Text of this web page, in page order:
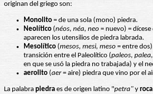
originan del griego son:
Monolito = de una sola (mono) piedra.
Neolítico (néos, néa, neo = nuevo) =
aparecen los utensilios de piedra labrada.
Mesolítico (mesos, mesi, meso = entre
transición entre el Paleolítico (paleos,
en que se usó la piedra no trabajada) y el
aerolito (aer= aire) piedra que vino por el
La palabra piedra es de origen latino "petra" y roca